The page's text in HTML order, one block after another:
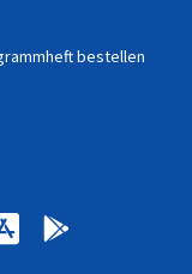
bestellen